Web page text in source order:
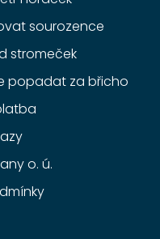
sourozence
stromeček
popadat za břicho
o. ú.